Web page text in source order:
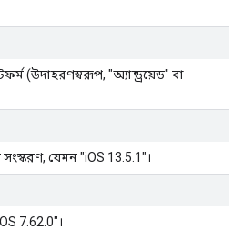
(উদাহরণস্বরূপ, "অ্যান্ড্রয়েড" বা
যেমন "iOS 13.5.1"।
7.62.0"।